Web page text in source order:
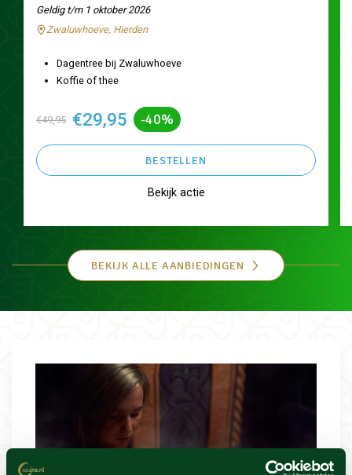
Geldig t/m 1 oktober 2026
Zwaluwhoeve, Hierden
Dagentree bij Zwaluwhoeve
Koffie of thee
€49,95 €29,95 -40%
BESTELLEN
Bekijk actie
BEKIJK ALLE AANBIEDINGEN